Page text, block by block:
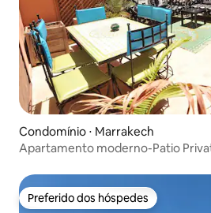
Condomínio ⋅ Marrakech
Apartamento moderno-Patio
Preferido dos hóspedes
Preferido dos hóspedes